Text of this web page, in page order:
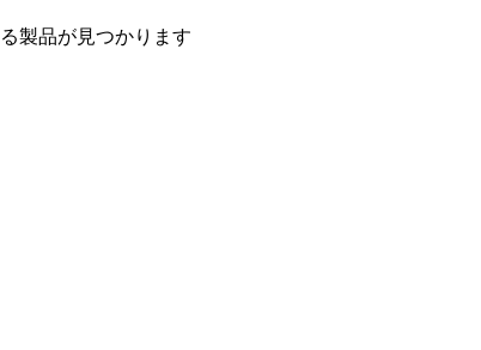
製品が見つかります